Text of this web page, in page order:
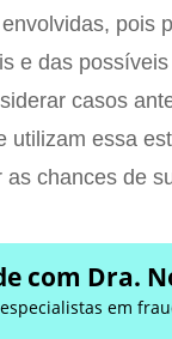
pois
e das
casos
utilizam essa
chances de
com Dra.
em